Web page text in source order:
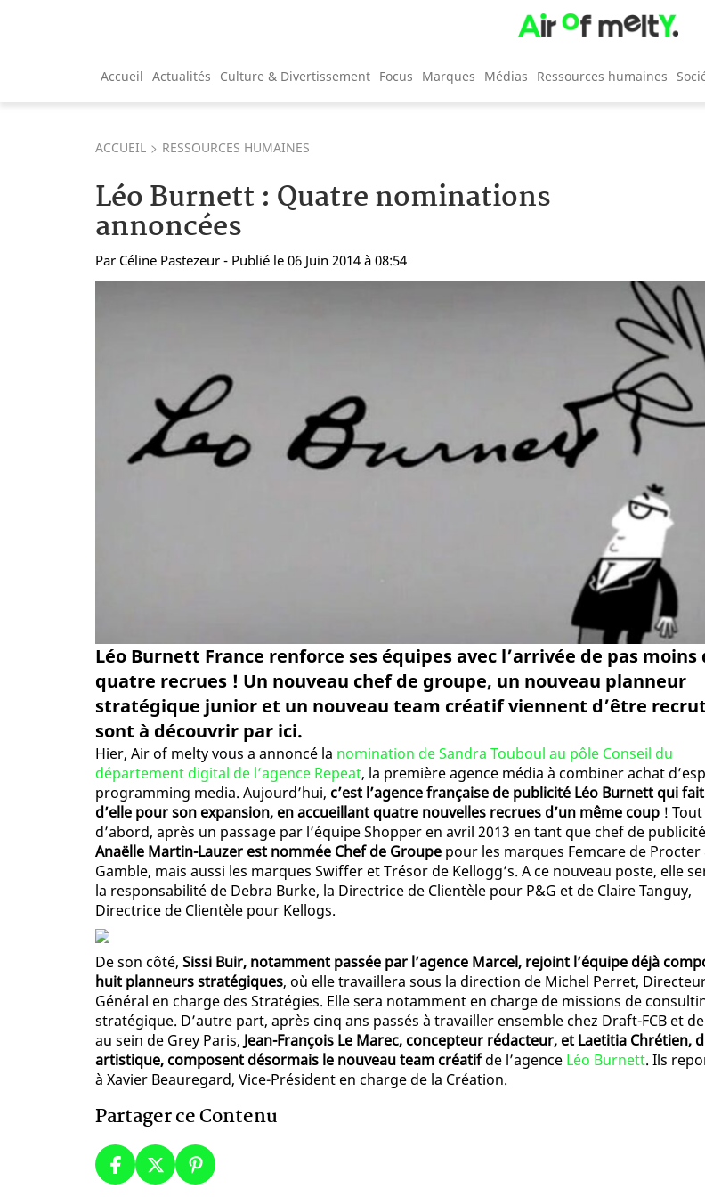
Accueil Actualités Culture & Divertissement Focus Marques Médias Ressources humaines
ACCUEIL RESSOURCES HUMAINES
Léo Burnett : Quatre nominations
annoncées
Par Céline Pastezeur - Publié le 06 Juin 2014 à 08:54
Léo Burnett France renforce ses équipes avec l’arrivée de pas moins
quatre recrues ! Un nouveau chef de groupe, un nouveau planneur
stratégique junior et un nouveau team créatif viennent d’être
sont à découvrir par ici.
Hier, Air of melty vous a annoncé la nomination de Sandra Touboul au pôle Conseil du
département digital de l’agence Repeat, la première agence média à combiner achat
programming media. Aujourd’hui, c’est l’agence française de publicité Léo Burnett qui
d’elle pour son expansion, en accueillant quatre nouvelles recrues d’un même coup ! Tout
d’abord, après un passage par l’équipe Shopper en avril 2013 en tant que chef de
Anaëlle Martin-Lauzer est nommée Chef de Groupe pour les marques Femcare de Procter
Gamble, mais aussi les marques Swiffer et Trésor de Kellogg’s. A ce nouveau poste, elle
la responsabilité de Debra Burke, la Directrice de Clientèle pour P&G et de Claire Tanguy,
Directrice de Clientèle pour Kellogs.
De son côté, Sissi Buir, notamment passée par l’agence Marcel, rejoint l’équipe déjà
huit planneurs stratégiques, où elle travaillera sous la direction de Michel Perret,
Général en charge des Stratégies. Elle sera notamment en charge de missions de
stratégique. D’autre part, après cinq ans passés à travailler ensemble chez Draft-FCB et
au sein de Grey Paris, Jean-François Le Marec, concepteur rédacteur, et Laetitia Chrétien,
artistique, composent désormais le nouveau team créatifde l’agence Léo Burnett. Ils
à Xavier Beauregard, Vice-Président en charge de la Création.
Partager ce Contenu